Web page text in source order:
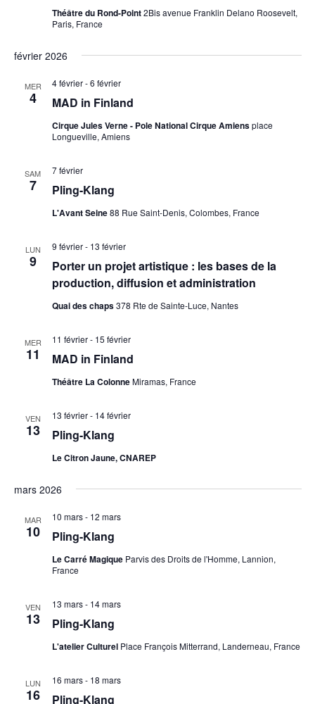
Théâtre du Rond-Point2Bis avenue Franklin Delano Roosevelt,
Paris, France
février 2026
MER
4 MAD in Finland
4 février-6 février
Cirque Jules Verne - Pole National Cirque Amiensplace
Longueville, Amiens
SAM
7 Pling-Klang
7 février
L'Avant Seine88 Rue Saint-Denis, Colombes, France
LUN
9
Porter un projet artistique : les bases de la
production, diffusion et administration
9 février- 13 février
Quai des chaps378 Rte de Sainte-Luce, Nantes
MER
11 MAD in Finland
11 février- 15 février
Théâtre La ColonneMiramas, France
VEN
13 Pling-Klang
13 février- 14 février
Le Citron Jaune, CNAREP
mars 2026
MAR
10 Pling-Klang
10 mars- 12 mars
Le Carré Magique Parvis des Droits de l'Homme, Lannion,
France
VEN
13 Pling-Klang
13 mars- 14 mars
L'atelier Culturel Place François Mitterrand, Landerneau, France
LUN
16 Pling-Klang
16 mars- 18 mars